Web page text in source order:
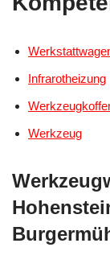
Infrarotheizung
Werkzeug